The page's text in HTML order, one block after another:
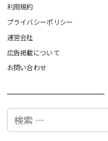
利用規約
プライバシーポリシー
運営会社
広告掲載について
お問い合わせ
検